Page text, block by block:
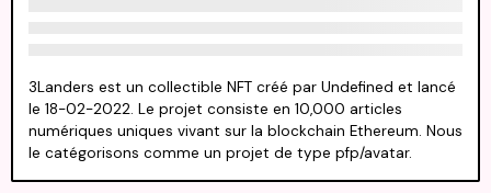
3Landers est un collectible NFT créé par Undefined et lancé
le 18-02-2022. Le projet consiste en 10,000 articles
numériques uniques vivant sur la blockchain Ethereum. Nous
le catégorisons comme un projet de type pfp/avatar.